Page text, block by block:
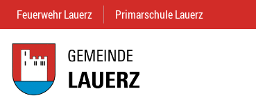
Feuerwehr Lauerz (External Link)
Primarschule Lauerz